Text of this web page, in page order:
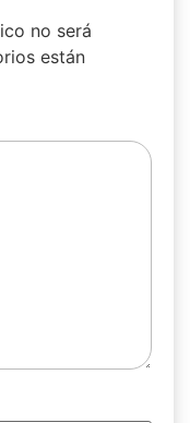
no será
están